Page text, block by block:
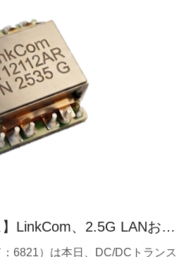
】LinkCom、2.5G LANおよ
クチャ対応の120W PoE
6821）は本日、DC/DCトランス